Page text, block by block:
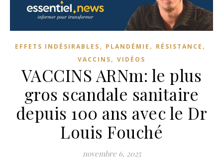
EFFETS INDÉSIRABLES, PLANDÉMIE , RÉSISTANCE ,
VACCINS, VIDÉOS
VACCINS ARNm: le plus
gros scandale sanitaire
depuis 100 ans avec le Dr
Louis Fouché
novembre 6, 2025